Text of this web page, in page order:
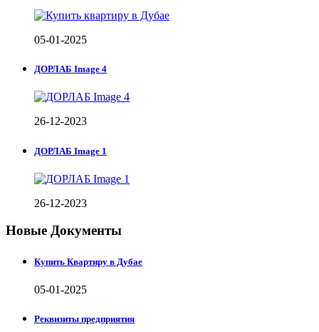
05-01-2025
ДОРЛАБ Image 4
26-12-2023
ДОРЛАБ Image 1
26-12-2023
Новые Документы
Купить Квартиру в Дубае
05-01-2025
Реквизиты предприятия